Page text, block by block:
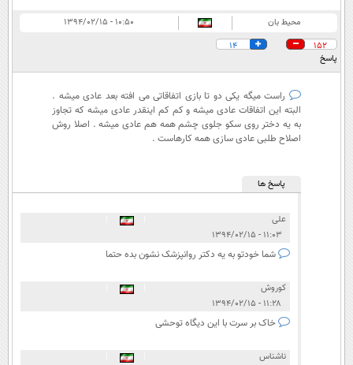
محیط بان
۱۰:۵۰ - ۱۳۹۴/۰۲/۱۵
152
14
پاسخ
راست میگه یکی دو تا بازی اتفاقاتی می افته بعد عادی میشه .
البته این اتفاقات عادی میشه و کم کم اینقدر عادی میشه که تجاوز
به یه دختر روی سکو جلوی چشم همه هم عادی میشه . اصلا روش
اصلاح طلبی عادی سازی همه کارهاست .
پاسخ ها
علی
۱۱:۰۳ - ۱۳۹۴/۰۲/۱۵
شما خودتو به یه دکتر روانپزشک نشون بده حتما
کوروش
۱۱:۲۸ - ۱۳۹۴/۰۲/۱۵
خاک بر سرت با این دیگاه توحشی
ناشناس